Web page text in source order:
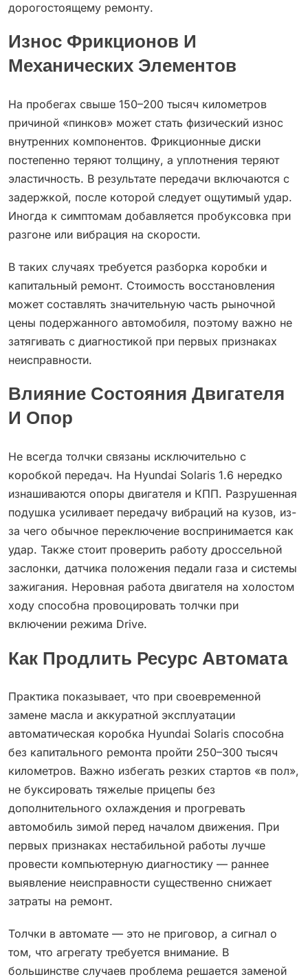
дорогостоящему ремонту.
Износ Фрикционов И
Механических Элементов
На пробегах свыше 150–200 тысяч километров
причиной «пинков» может стать физический износ
внутренних компонентов. Фрикционные диски
постепенно теряют толщину, а уплотнения теряют
эластичность. В результате передачи включаются с
задержкой, после которой следует ощутимый удар.
Иногда к симптомам добавляется пробуксовка при
разгоне или вибрация на скорости.
В таких случаях требуется разборка коробки и
капитальный ремонт. Стоимость восстановления
может составлять значительную часть рыночной
цены подержанного автомобиля, поэтому важно не
затягивать с диагностикой при первых признаках
неисправности.
Влияние Состояния Двигателя
И Опор
Не всегда толчки связаны исключительно с
коробкой передач. На Hyundai Solaris 1.6 нередко
изнашиваются опоры двигателя и КПП. Разрушенная
подушка усиливает передачу вибраций на кузов, из-
за чего обычное переключение воспринимается как
удар. Также стоит проверить работу дроссельной
заслонки, датчика положения педали газа и системы
зажигания. Неровная работа двигателя на холостом
ходу способна провоцировать толчки при
включении режима Drive.
Как Продлить Ресурс Автомата
Практика показывает, что при своевременной
замене масла и аккуратной эксплуатации
автоматическая коробка Hyundai Solaris способна
без капитального ремонта пройти 250–300 тысяч
километров. Важно избегать резких стартов «в пол»,
не буксировать тяжелые прицепы без
дополнительного охлаждения и прогревать
автомобиль зимой перед началом движения. При
первых признаках нестабильной работы лучше
провести компьютерную диагностику — раннее
выявление неисправности существенно снижает
затраты на ремонт.
Толчки в автомате — это не приговор, а сигнал о
том, что агрегату требуется внимание. В
большинстве случаев проблема решается заменой